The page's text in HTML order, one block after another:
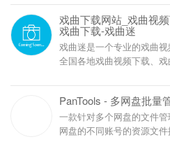
新，欢迎影迷到爱丁猫影
戏曲下载网站_戏曲视
戏曲下载-戏曲迷
戏曲迷是一个专业的戏曲
全国各地戏曲视频下载、
载、戏曲MP3下载、戏曲
戏曲剧种全，资源多，戏曲
机、音箱、唱戏机、看戏机
PanTools - 多网盘批量
一款针对多个网盘的文件
网盘的不同账号的资源文件